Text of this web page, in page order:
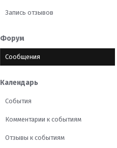
Запись отзывов
Форум
Сообщения
Календарь
События
Комментарии к событиям
Отзывы к событиям